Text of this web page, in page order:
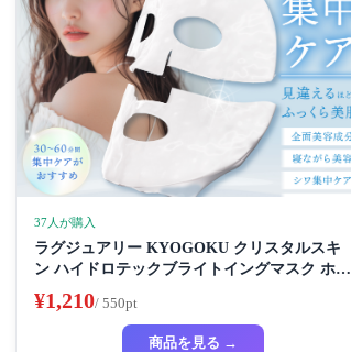
37人が購入
ラグジュアリー KYOGOKU クリスタルスキ
ン ハイドロテックブライトイングマスク ホワ
フェイスパック ビューティーサロン監修者 シ
ートマスク ハイドラ 美容液
¥1,210/ 550pt
商品を見る →